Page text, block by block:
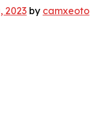
2023 by camxeoto